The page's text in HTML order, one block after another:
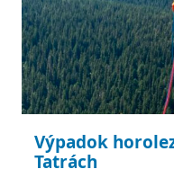
Výpadok
Tatrách